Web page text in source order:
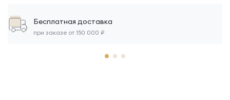
Бесплатная доставка
при заказе от 150 000 ₽